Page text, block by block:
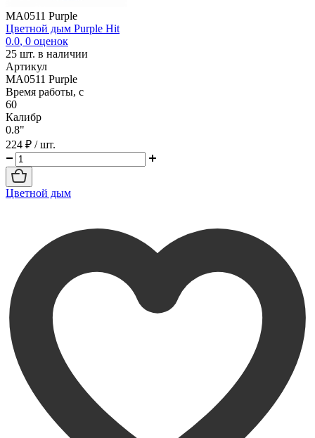
MA0511 Purple
Цветной дым Purple Hit
0.0, 0 оценок
25 шт. в наличии
Артикул
MA0511 Purple
Время работы, с
60
Калибр
0.8"
224 ₽ / шт.
Цветной дым